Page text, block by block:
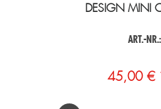
DESIGN MINI
ART.-
45,00 €